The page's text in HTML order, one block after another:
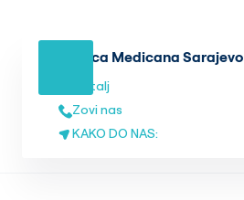
Bolnica Medicana Sarajevo
Detalj
Zovi nas
KAKO DO NAS: